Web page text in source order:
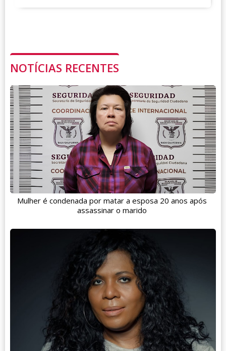
NOTÍCIAS RECENTES
Mulher é condenada por matar a esposa 20 anos após
assassinar o marido